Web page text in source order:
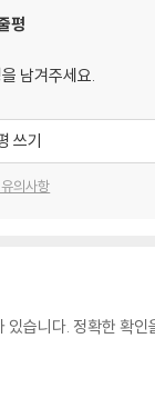
평
남겨주세요.
쓰기
의사항
습니다. 정확한 확인